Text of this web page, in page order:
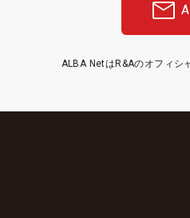
ALBA NetはR&Aのオフィシ